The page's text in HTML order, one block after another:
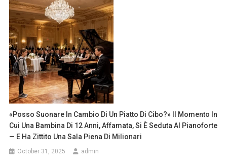
«Posso Suonare In Cambio Di Un Piatto Di Cibo?» Il Momento In
Cui Una Bambina Di 12 Anni, Affamata, Si È Seduta Al Pianoforte
— E Ha Zittito Una Sala Piena Di Milionari
October 31, 2025 admin